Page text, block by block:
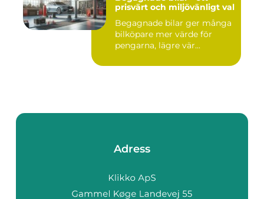
prisvärt och miljövänligt val
Begagnade bilar ger många
bilköpare mer värde för
pengarna, lägre vär...
Adress